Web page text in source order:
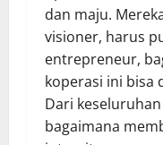
dan maju.
visioner, harus
entrepreneur,
koperasi ini bisa
Dari
bagaimana